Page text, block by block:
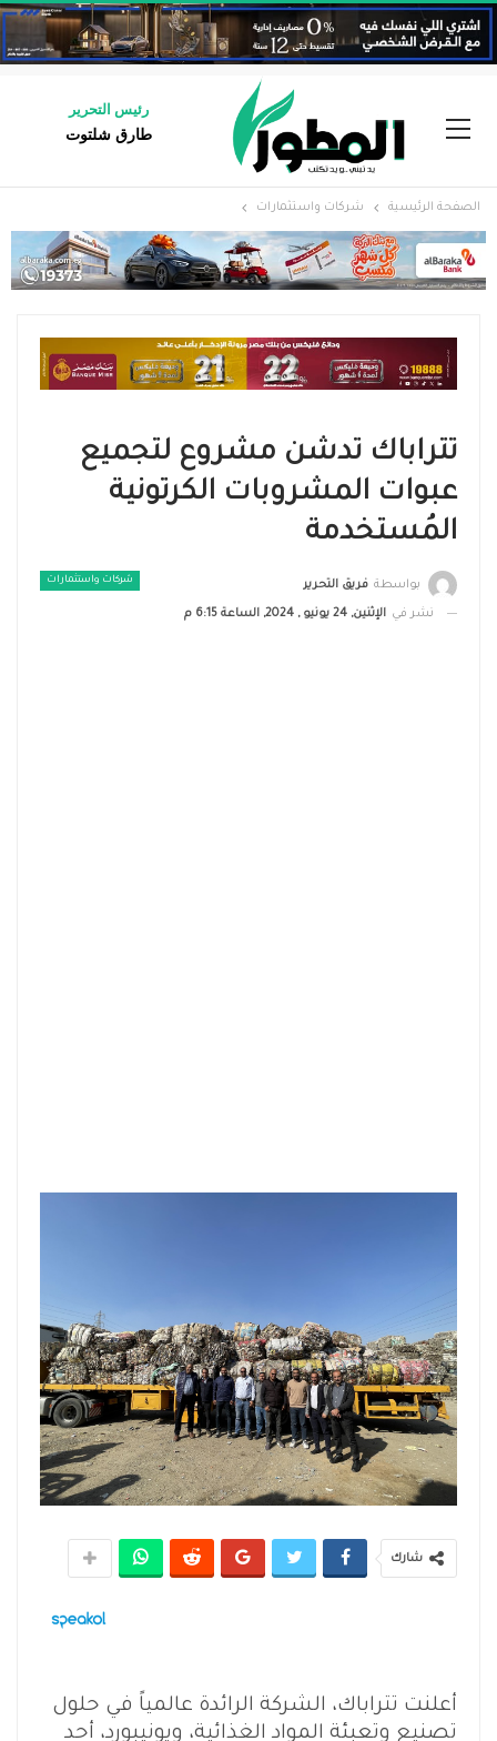
رئيس التحرير
طارق شلتوت
الصفحة الرئيسية شركات واستثمارات
تتراباك تدشن مشروع لتجميع
عبوات المشروبات الكرتونية
المُستخدمة
شركات واستثمارات بواسطة فريق التحرير
نشر في الإثنين, 24 يونيو , 2024, الساعة 6:15 م
شارك
أعلنت تتراباك، الشركة الرائدة عالمياً في حلول
تصنيع وتعبئة المواد الغذائية، ويونيبورد، أحد